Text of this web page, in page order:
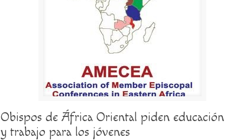
Obispos de África Oriental piden educación
y trabajo para los jóvenes